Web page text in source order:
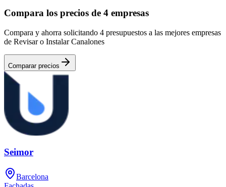
Compara los precios de 4 empresas
Compara y ahorra solicitando 4 presupuestos a las mejores empresas
de Revisar o Instalar Canalones
Comparar precios
Seimor
Barcelona